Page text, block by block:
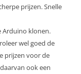
prijzen. Snelle
Arduino klonen.
wel goed de
prijzen voor de
ook een